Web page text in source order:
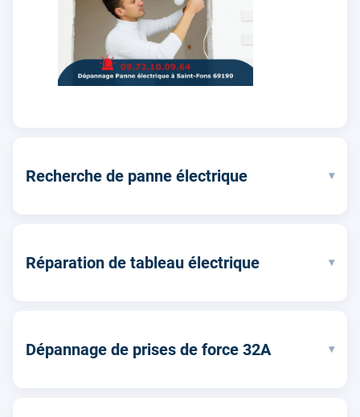
Recherche de panne électrique ▾
Réparation de tableau électrique ▾
Dépannage de prises de force 32A ▾